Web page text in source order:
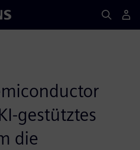
gestütztes
die